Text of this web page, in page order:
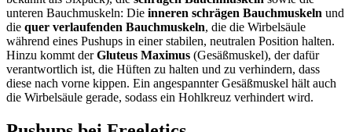
unteren Bauchmuskeln: Die inneren schrägen Bauchmuskeln und
die quer verlaufenden Bauchmuskeln, die die Wirbelsäule
während eines Pushups in einer stabilen, neutralen Position halten.
Hinzu kommt derGluteus Maximus (Gesäßmuskel), der dafür
verantwortlich ist, die Hüften zu halten und zu verhindern, dass
diese nach vorne kippen. Ein angespannter Gesäßmuskel hält auch
die Wirbelsäule gerade, sodass ein Hohlkreuz verhindert wird.